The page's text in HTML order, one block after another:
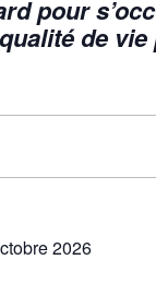
pour
de
2026